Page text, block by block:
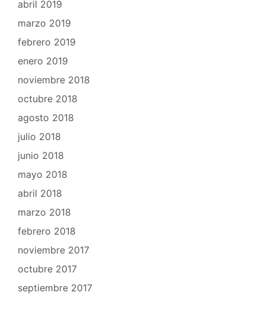
abril 2019
marzo 2019
febrero 2019
enero 2019
noviembre 2018
octubre 2018
agosto 2018
julio 2018
junio 2018
mayo 2018
abril 2018
marzo 2018
febrero 2018
noviembre 2017
octubre 2017
septiembre 2017